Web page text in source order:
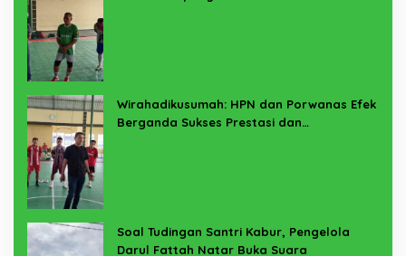
Wirahadikusumah: HPN dan Porwanas Efek
Berganda Sukses Prestasi dan
Soal Tudingan Santri Kabur, Pengelola
Darul Fattah Natar Buka Suara